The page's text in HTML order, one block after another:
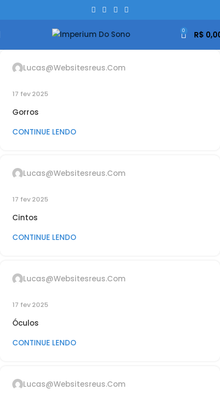
0 R$
Lucas@websitesreus.com
17 fev 2025
Gorros
CONTINUE LENDO
Lucas@websitesreus.com
17 fev 2025
Cintos
CONTINUE LENDO
Lucas@websitesreus.com
17 fev 2025
Óculos
CONTINUE LENDO
Lucas@websitesreus.com